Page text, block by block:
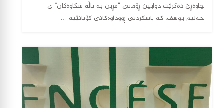
چاوەڕێ دەکرێت دوایین ڕۆمانی “فڕین بە باڵە شکاوەکان” ی
حەلیم یوسف، کە باسکردنی ڕووداوەکانی کۆبانێیە …